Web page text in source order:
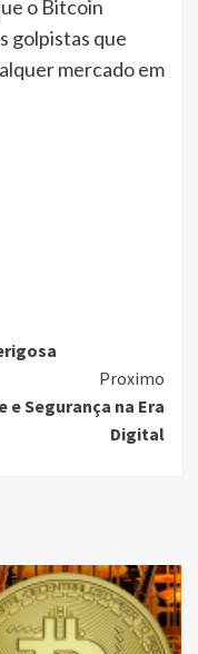
o Bitcoin
golpistas que
mercado em
Proximo
e Segurança na Era
Digital